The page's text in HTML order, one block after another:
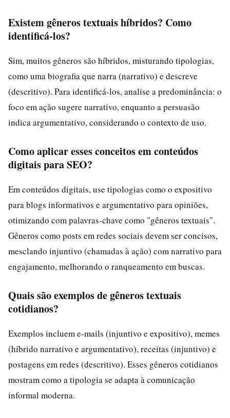
Existem gêneros textuais híbridos? Como
identificá-los?
Sim, muitos gêneros são híbridos, misturando tipologias,
como uma biografia que narra (narrativo) e descreve
(descritivo). Para identificá-los, analise a predominância: o
foco em ação sugere narrativo, enquanto a persuasão
indica argumentativo, considerando o contexto de uso.
Como aplicar esses conceitos em conteúdos
digitais para SEO?
Em conteúdos digitais, use tipologias como o expositivo
para blogs informativos e argumentativo para opiniões,
otimizando com palavras-chave como "gêneros textuais".
Gêneros como posts em redes sociais devem ser concisos,
mesclando injuntivo (chamadas à ação) com narrativo para
engajamento, melhorando o ranqueamento em buscas.
Quais são exemplos de gêneros textuais
cotidianos?
Exemplos incluem e-mails (injuntivo e expositivo), memes
(híbrido narrativo e argumentativo), receitas (injuntivo) e
postagens em redes (descritivo). Esses gêneros cotidianos
mostram como a tipologia se adapta à comunicação
informal moderna.